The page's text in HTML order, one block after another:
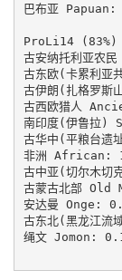
巴布亚 Papuan:
ProLi14 (83%)
古安纳托利亚
古东欧(卡累利
古伊朗(扎格罗
古西欧猎人
南印度(伊鲁
古华中(平粮台
非洲 African:
古中亚(切尔木
古蒙古北部
安达曼 Onge:
古东北(黑龙江
绳文 Jomon: